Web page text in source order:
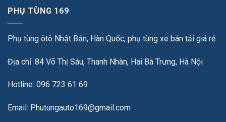
PHỤ TÙNG 169
Phụ tùng ôtô Nhật Bản, Hàn Quốc, phụ tùng xe bán tải giá rẻ
Địa chỉ: 84 Võ Thị Sáu, Thanh Nhàn, Hai Bà Trưng, Hà Nội
Hotline: 096 723 61 69
Email: Phutungauto169@gmail.com